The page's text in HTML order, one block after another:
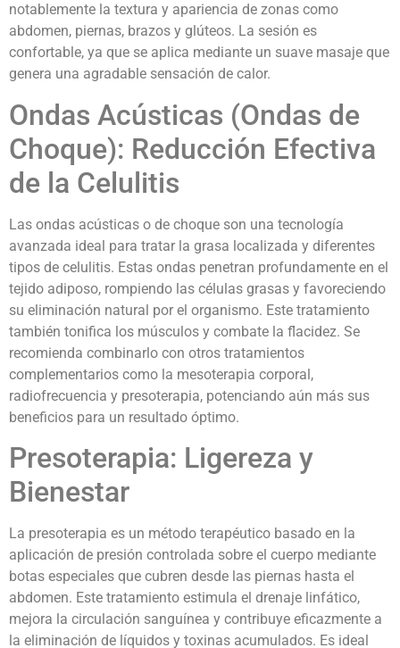
notablemente la textura y apariencia de zonas como
abdomen, piernas, brazos y glúteos. La sesión es
confortable, ya que se aplica mediante un suave masaje que
genera una agradable sensación de calor.
Ondas Acústicas (Ondas de
Choque): Reducción Efectiva
de la Celulitis
Las ondas acústicas o de choque son una tecnología
avanzada ideal para tratar la grasa localizada y diferentes
tipos de celulitis. Estas ondas penetran profundamente en el
tejido adiposo, rompiendo las células grasas y favoreciendo
su eliminación natural por el organismo. Este tratamiento
también tonifica los músculos y combate la flacidez. Se
recomienda combinarlo con otros tratamientos
complementarios como la mesoterapia corporal,
radiofrecuencia y presoterapia, potenciando aún más sus
beneficios para un resultado óptimo.
Presoterapia: Ligereza y
Bienestar
La presoterapia es un método terapéutico basado en la
aplicación de presión controlada sobre el cuerpo mediante
botas especiales que cubren desde las piernas hasta el
abdomen. Este tratamiento estimula el drenaje linfático,
mejora la circulación sanguínea y contribuye eficazmente a
la eliminación de líquidos y toxinas acumulados. Es ideal